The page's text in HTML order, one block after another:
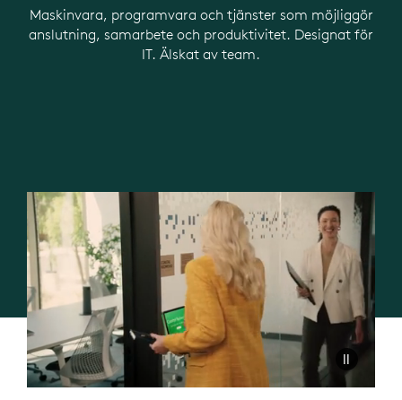
Maskinvara, programvara och tjänster som möjliggör
anslutning, samarbete och produktivitet. Designat för
IT. Älskat av team.